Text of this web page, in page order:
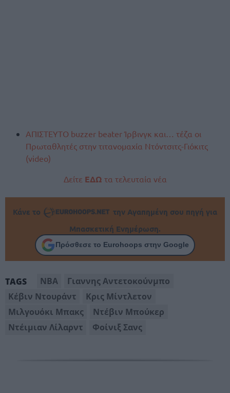
ΑΠΙΣΤΕΥΤΟ buzzer beater Ίρβινγκ και… τέζα οι
Πρωταθλητές στην τιτανομαχία Ντόντσιτς-Γιόκιτς
(video)
Δείτε ΕΔΩ τα τελευταία νέα
Κάνε το
την Αγαπημένη σου πηγή για
Μπασκετική Ενημέρωση.
Πρόσθεσε το Eurohoops στην Google
TAGS NBA
Γιαννης Αντετοκούνμπο
Κέβιν Ντουράντ
Κρις Μίντλετον
Μιλγουόκι Μπακς
Ντέβιν Μπούκερ
Ντέιμιαν Λίλαρντ
Φοίνιξ Σανς